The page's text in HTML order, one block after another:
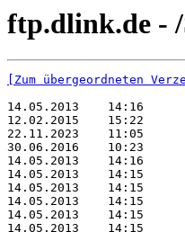
ftp.dlink.de -
[Zum übergeordneten
14.05.2013    14:16
12.02.2015    15:22
22.11.2023    11:05
30.06.2016    10:23
14.05.2013    14:16
14.05.2013    14:15
14.05.2013    14:15
14.05.2013    14:15
14.05.2013    14:15
14.05.2013    14:15